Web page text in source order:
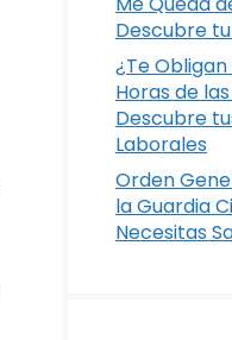
Descubre
¿Te
Horas de
Descubre
Laborales
Orden
la Guardia
Necesitas